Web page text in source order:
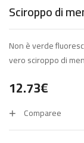
Sciroppo di
Non è verde
vero sciroppo di
12.73€
Comparee